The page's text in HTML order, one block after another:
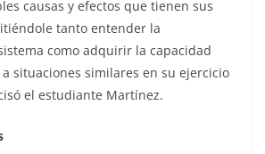
causas y efectos que tienen sus
tanto entender la
como adquirir la capacidad
situaciones similares en su ejercicio
el estudiante Martínez.